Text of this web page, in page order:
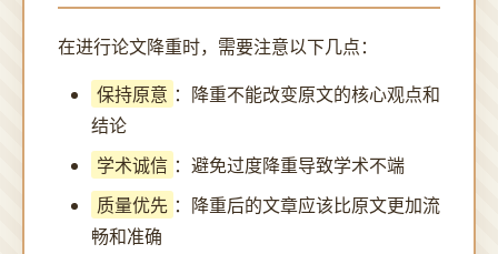
在进行论文降重时，需要注意以下几点：
保持原意 ：降重不能改变原文的核心观点和
结论
学术诚信 ：避免过度降重导致学术不端
质量优先 ：降重后的文章应该比原文更加流
畅和准确